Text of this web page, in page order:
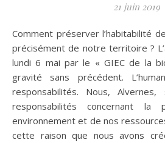
21 juin 2019
Comment préserver l’habitabilité de notre planète et plus
précisément de notre territoire ?
lundi 6 mai par le « GIEC de la
gravité sans précédent.
responsabilités. Nous,
responsabilités concernant
environnement et de nos
cette raison que nous avons